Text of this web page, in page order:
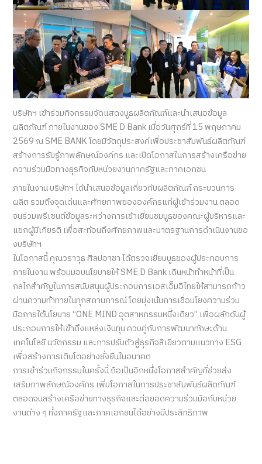
บริษัทฯ เข้าร่วมกิจกรรมจัดแสดงบูธผลิตภัณฑ์และนำเสนอข้อมูล
ผลิตภัณฑ์ ภายในงานของ SME D Bank เมื่อวันศุกร์ที่ 15 พฤษภาคม
2569 ณ SME BANK โดยมีวัตถุประสงค์เพื่อประชาสัมพันธ์ผลิตภัณฑ์
สร้างการรับรู้ภาพลักษณ์องค์กร และเปิดโอกาสในการสร้างเครือข่าย
ความร่วมมือทางธุรกิจกับหน่วยงานภาครัฐและภาคเอกชน
ภายในงาน บริษัทฯ ได้นำเสนอข้อมูลเกี่ยวกับผลิตภัณฑ์ กระบวนการ
ผลิต รวมถึงจุดเด่นและศักยภาพขององค์กรแก่ผู้เข้าร่วมงาน ตลอด
จนร่วมพรีเซนต์ข้อมูลระหว่างการเข้าเยี่ยมชมบูธของคณะผู้บริหารและ
แขกผู้มีเกียรติ เพื่อสะท้อนถึงศักยภาพและมาตรฐานการดำเนินงานขอ
งบริษัทฯ
ในโอกาสนี้ คุณวราวุธ ศิลปอาชา ได้ตรวจเยี่ยมบูธของผู้ประกอบการ
ภายในงาน พร้อมมอบนโยบายให้ SME D Bank เดินหน้าทำหน้าที่เป็น
กลไกสำคัญในการสนับสนุนผู้ประกอบการเอสเอ็มอีไทยให้สามารถก้าว
ผ่านความท้าทายในทุกสถานการณ์ โดยมุ่งเน้นการเชื่อมโยงความร่วม
มือภายใต้นโยบาย “ONE MIND อุตสาหกรรมหนึ่งเดียว” เพื่อผลักดันผู้
ประกอบการให้เข้าถึงแหล่งเงินทุน ควบคู่กับการพัฒนาทักษะด้าน
เทคโนโลยี นวัตกรรม และการปรับตัวสู่ธุรกิจสีเขียวตามแนวทาง ESG
เพื่อสร้างการเติบโตอย่างยั่งยืนในอนาคต
การเข้าร่วมกิจกรรมในครั้งนี้ ถือเป็นอีกหนึ่งโอกาสสำคัญที่ช่วยส่ง
เสริมภาพลักษณ์องค์กร เพิ่มโอกาสในการประชาสัมพันธ์ผลิตภัณฑ์
ตลอดจนสร้างเครือข่ายทางธุรกิจและต่อยอดความร่วมมือกับหน่วย
งานต่าง ๆ ทั้งภาครัฐและภาคเอกชนได้อย่างมีประสิทธิภาพ